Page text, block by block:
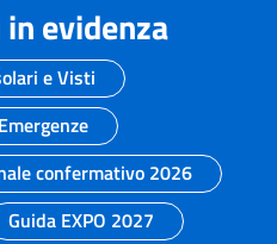
evidenza
e Visti
confermativo 2026
Guida EXPO 2027